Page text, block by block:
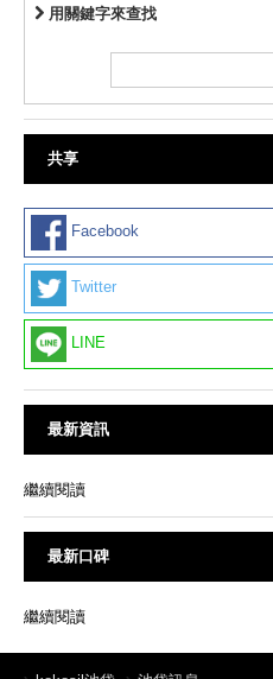
用關鍵字來查找
共享
Facebook
Twitter
LINE
最新資訊
繼續閱讀
最新口碑
繼續閱讀